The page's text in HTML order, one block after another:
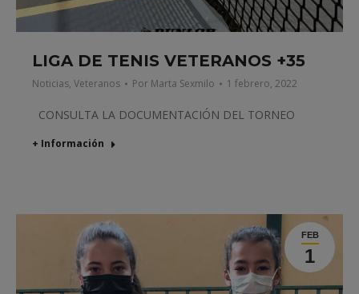
LIGA DE TENIS VETERANOS +35
Noticias, Veteranos Por Marta Sexmilo 1 febrero, 2022
CONSULTA LA DOCUMENTACIÓN DEL TORNEO
+ Información
FEB
1